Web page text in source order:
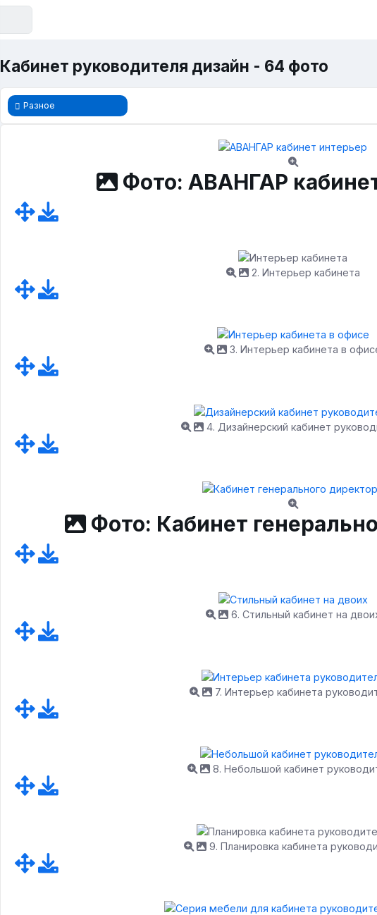
Кабинет руководителя дизайн - 64 фото
Разное
Фото: АВАНГАР
2. Интерьер кабинета
3. Интерьер кабинета в
4. Дизайнерский кабинет
Фото: Кабинет
6. Стильный кабинет на
7. Интерьер кабинета
8. Небольшой кабинет
9. Планировка кабинета